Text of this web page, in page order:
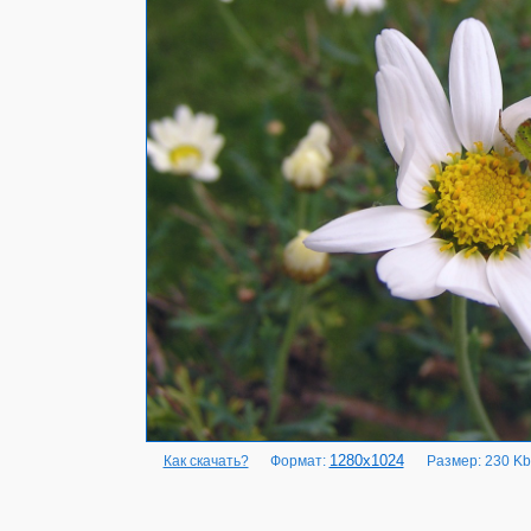
Как скачать? Формат: 1280x1024 Размер: 230 Kb